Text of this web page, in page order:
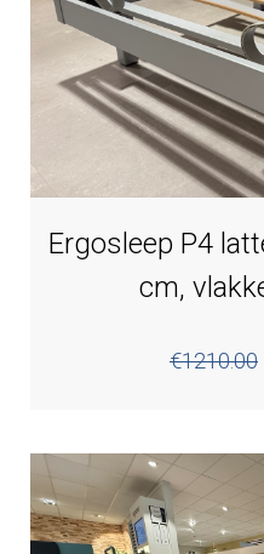
Ergosleep P4
cm,
€1210.00